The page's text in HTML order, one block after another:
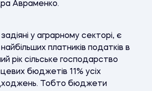
Авраменко.
у аграрному секторі, є
платників податків в
рік сільське господарство
бюджетів 11% усіх
Тобто бюджети